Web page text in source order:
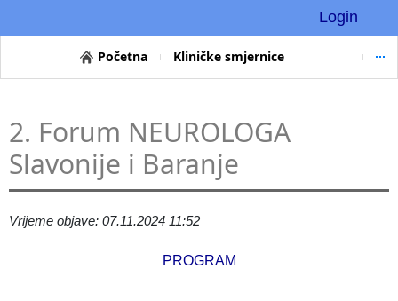
Login
Početna Kliničke smjernice
2. Forum NEUROLOGA
Slavonije i Baranje
Vrijeme objave: 07.11.2024 11:52
PROGRAM